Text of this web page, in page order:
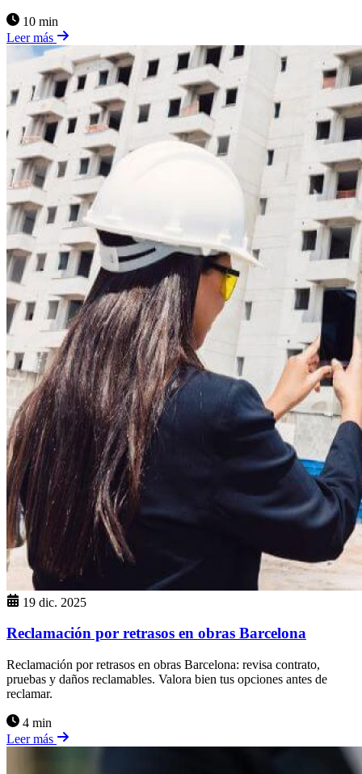
10 min
Leer más
19 dic. 2025
Reclamación por retrasos en obras Barcelona
Reclamación por retrasos en obras Barcelona: revisa contrato,
pruebas y daños reclamables. Valora bien tus opciones antes de
reclamar.
4 min
Leer más